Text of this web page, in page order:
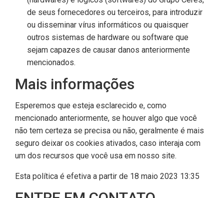
de seus fornecedores ou terceiros, para introduzir
ou disseminar vírus informáticos ou quaisquer
outros sistemas de hardware ou software que
sejam capazes de causar danos anteriormente
mencionados.
Mais informações
Esperemos que esteja esclarecido e, como
mencionado anteriormente, se houver algo que você
não tem certeza se precisa ou não, geralmente é mais
seguro deixar os cookies ativados, caso interaja com
um dos recursos que você usa em nosso site.
Esta política é efetiva a partir de 18 maio 2023 13:35